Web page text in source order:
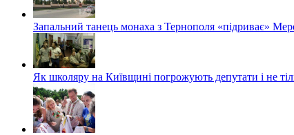
Запальний танець монаха з Тернополя «підриває»
Як школяру на Київщині погрожують депутати і не